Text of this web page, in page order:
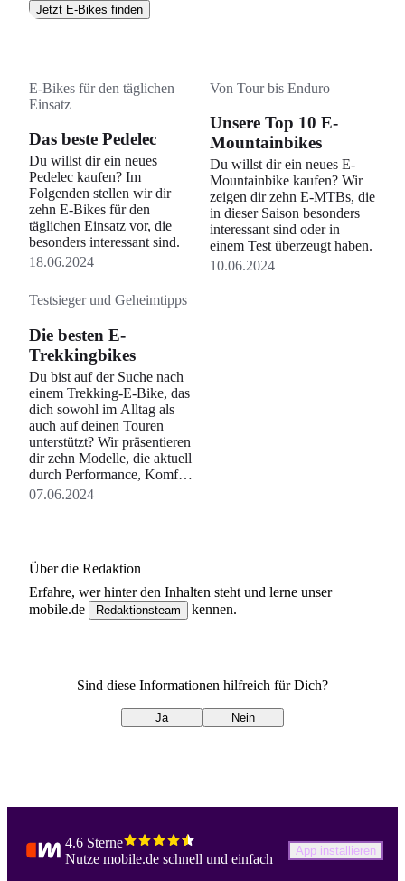
Jetzt E-Bikes finden
E-Bikes für den täglichen
Einsatz
Das beste Pedelec
Du willst dir ein neues
Pedelec kaufen? Im
Folgenden stellen wir dir
zehn E-Bikes für den
täglichen Einsatz vor, die
besonders interessant sind.
18.06.2024
Von Tour bis Enduro
Unsere Top 10 E-
Mountainbikes
Du willst dir ein neues E-
Mountainbike kaufen? Wir
zeigen dir zehn E-MTBs, die
in dieser Saison besonders
interessant sind oder in
einem Test überzeugt haben.
10.06.2024
Testsieger und Geheimtipps
Die besten E-
Trekkingbikes
Du bist auf der Suche nach
einem Trekking-E-Bike, das
dich sowohl im Alltag als
auch auf deinen Touren
unterstützt? Wir präsentieren
dir zehn Modelle, die aktuell
durch Performance, Komfort
und Technologie
07.06.2024
Über die Redaktion
Erfahre, werhinter den Inhalten steht und lerne unser
mobile.de
Redaktionsteam kennen.
Sind diese Informationen hilfreich für Dich?
Ja Nein
4.6 Sterne
Nutze mobile.de schnell und einfach
App installieren